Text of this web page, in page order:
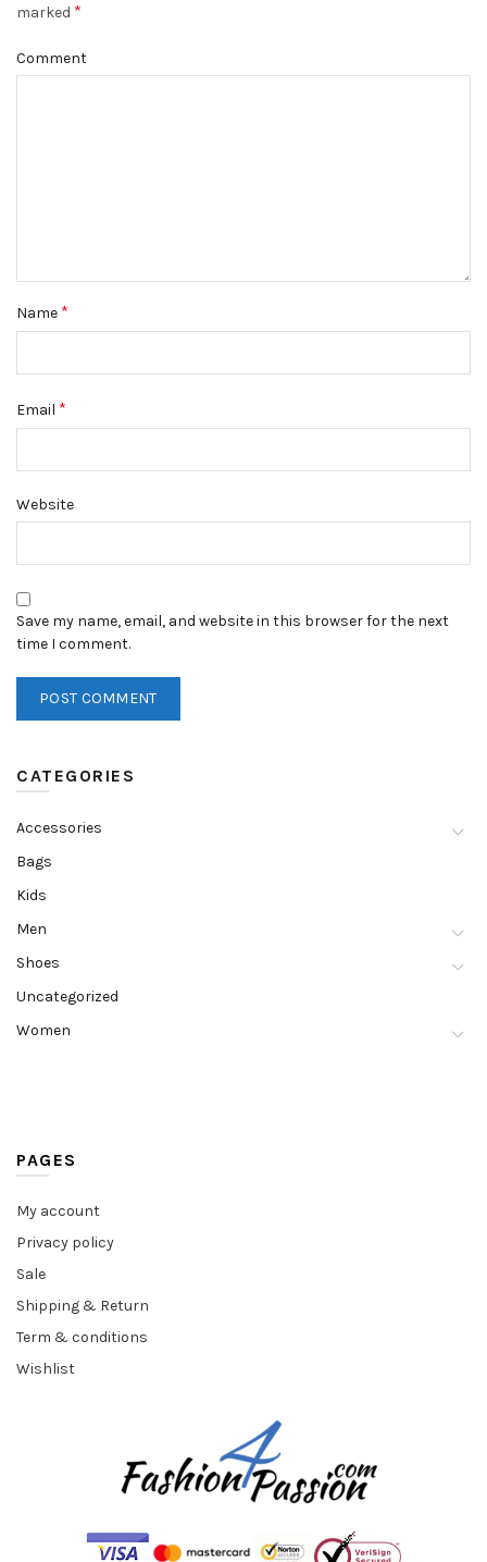
marked *
Comment
Name *
Email *
Website
Save my name, email, and website in this browser for the next
time I comment.
CATEGORIES
Accessories
Bags
Kids
Men
Shoes
Uncategorized
Women
PAGES
My account
Privacy policy
Sale
Shipping & Return
Term & conditions
Wishlist